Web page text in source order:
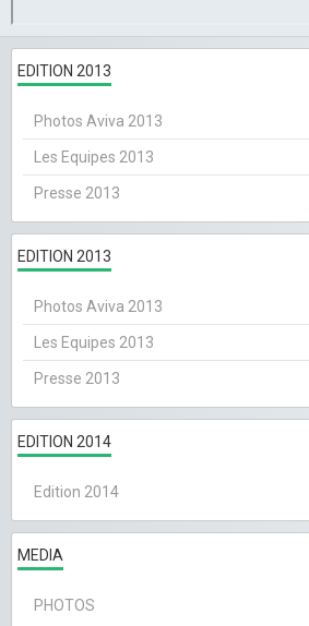
EDITION 2013
Photos Aviva 2013
Les Equipes 2013
Presse 2013
EDITION 2013
Photos Aviva 2013
Les Equipes 2013
Presse 2013
EDITION 2014
Edition 2014
MEDIA
PHOTOS